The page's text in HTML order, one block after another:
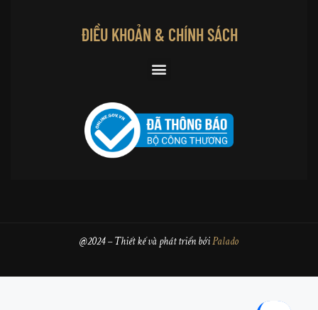
ĐIỀU KHOẢN & CHÍNH SÁCH
@2024 – Thiết kế và phát triển bởiPalado